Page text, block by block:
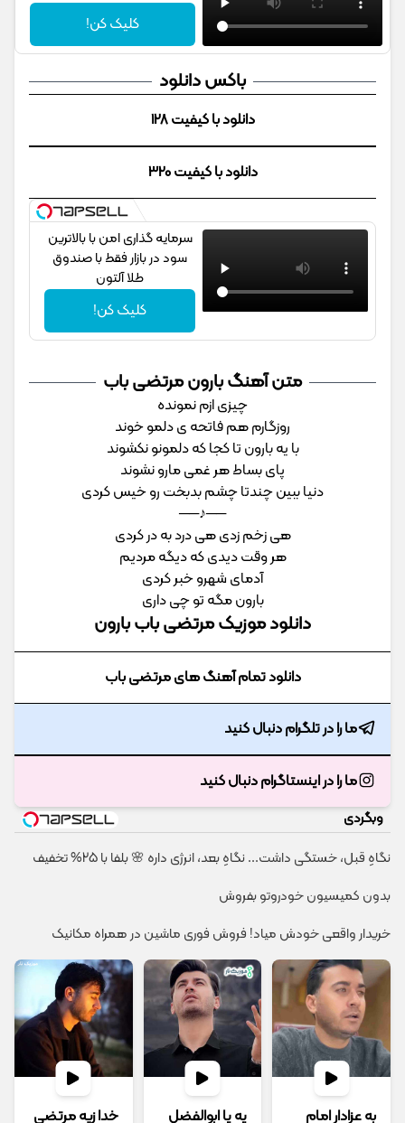
کلیک کن!
باکس دانلود
دانلود با کیفیت 128
دانلود با کیفیت 320
سرمایه گذاری امن با بالاترین
سود در بازار فقط با صندوق
طلا آلتون
کلیک کن!
متن آهنگ بارون مرتضی باب
چیزی ازم نمونده
روزگارم هم فاتحه ی دلمو خوند
با یه بارون تا کجا که دلمونو نکشوند
پای بساط هر غمی مارو نشوند
دنیا ببین چندتا چشم بدبخت رو خیس کردی
──♪──
هی زخم زدی هی درد به در کردی
هر وقت دیدی که دیگه مردیم
آدمای شهرو خبر کردی
بارون مگه تو چی داری
دانلود موزیک مرتضی باب بارون
دانلود تمام آهنگ های مرتضی باب
ما را در تلگرام دنبال کنید
ما را در اینستاگرام دنبال کنید
وبگردی
نگاهِ قبل، خستگی داشت... نگاهِ بعد، انرژی داره 🌸 بلفا با 25% تخفیف
بدون کمیسیون خودروتو بفروش
خریدار واقعی خودش میاد! فروش فوری ماشین در همراه مکانیک
به عزادار امام یه یا ابوالفضل خدا زیه مرتضی